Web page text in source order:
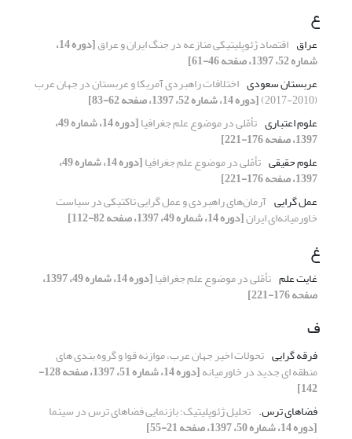
ع
عراق اقتصاد ژئوپلیتیکی منازعه در جنگ ایران و عراق [دوره 14،
شماره 52، 1397، صفحه 46-61]
عربستان سعودی اختلافات راهبردی آمریکا و عربستان در جهان عرب
(2010-2017)
[دوره 14، شماره 52، 1397، صفحه 62-83]
علوم اعتباری تأمّلی در موضوع علم جغرافیا [دوره 14، شماره 49،
1397، صفحه 176-221]
علوم حقیقی تأمّلی در موضوع علم جغرافیا [دوره 14، شماره 49،
1397، صفحه 176-221]
عمل گرایی آرمان‌های راهبردی و عمل گرایی تاکتیکی در سیاست
خاورمیانه‌ای ایران[دوره 14، شماره 49، 1397، صفحه 82-112]
غ
غایت علم تأمّلی در موضوع علم جغرافیا [دوره 14، شماره 49، 1397،
صفحه 176-221]
ف
فرقه گرایی تحولات اخیر جهان عرب، موازنه قوا و گروه بندی های
منطقه ای جدید در خاورمیانه [دوره 14، شماره 51، 1397، صفحه 128-
142]
فضاهای ترس.‏ تحلیل ژئوپلیتیک؛ بازنمایی فضاهای ترس در سینما
[دوره 14، شماره 50، 1397، صفحه 21-55]